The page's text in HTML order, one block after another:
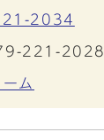
2034
221-2028
ム